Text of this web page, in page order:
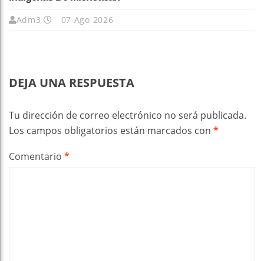
Adm3 07 Ago 2026
DEJA UNA RESPUESTA
Tu dirección de correo electrónico no será publicada.
Los campos obligatorios están marcados con *
Comentario *